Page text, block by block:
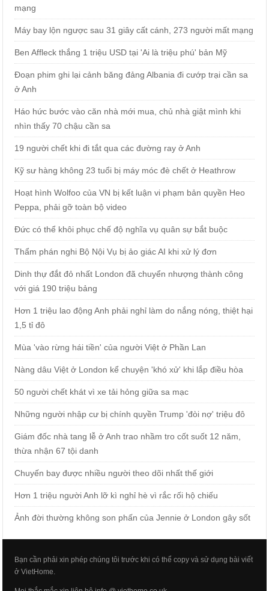
mạng
Máy bay lộn ngược sau 31 giây cất cánh, 273 người mất mạng
Ben Affleck thắng 1 triệu USD tại 'Ai là triệu phú' bản Mỹ
Đoạn phim ghi lại cảnh băng đảng Albania đi cướp trại cần sa
ở Anh
Háo hức bước vào căn nhà mới mua, chủ nhà giật mình khi
nhìn thấy 70 chậu cần sa
19 người chết khi đi tắt qua các đường ray ở Anh
Kỹ sư hàng không 23 tuổi bị máy móc đè chết ở Heathrow
Hoạt hình Wolfoo của VN bị kết luận vi phạm bản quyền Heo
Peppa, phải gỡ toàn bộ video
Đức có thể khôi phục chế độ nghĩa vụ quân sự bắt buộc
Thẩm phán nghi Bộ Nội Vụ bị ảo giác AI khi xử lý đơn
Dinh thự đắt đỏ nhất London đã chuyển nhượng thành công
với giá 190 triệu bảng
Hơn 1 triệu lao động Anh phải nghỉ làm do nắng nóng, thiệt hại
1,5 tỉ đô
Mùa 'vào rừng hái tiền' của người Việt ở Phần Lan
Nàng dâu Việt ở London kể chuyện 'khó xử' khi lắp điều hòa
50 người chết khát vì xe tải hỏng giữa sa mạc
Những người nhập cư bị chính quyền Trump 'đòi nợ' triệu đô
Giám đốc nhà tang lễ ở Anh trao nhầm tro cốt suốt 12 năm,
thừa nhận 67 tội danh
Chuyến bay được nhiều người theo dõi nhất thế giới
Hơn 1 triệu người Anh lỡ kì nghỉ hè vì rắc rối hộ chiếu
Ảnh đời thường không son phấn của Jennie ở London gây sốt
Bạn cần phải xin phép chúng tôi trước khi có thể copy và sử dụng bài viết
ở VietHome.